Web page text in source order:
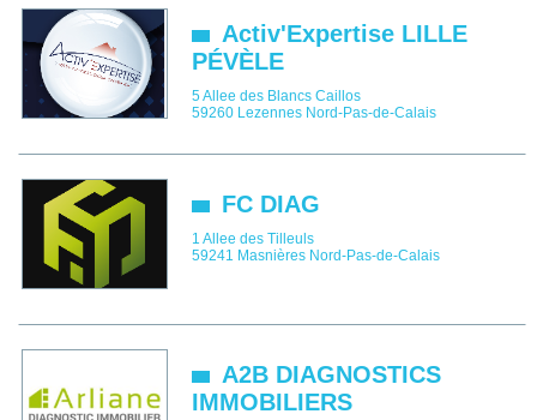
Activ'Expertise LILLE
PÉVÈLE
5 Allee des Blancs Caillos
59260 Lezennes Nord-Pas-de-Calais
FC DIAG
1 Allee des Tilleuls
59241 Masnières Nord-Pas-de-Calais
A2B DIAGNOSTICS
IMMOBILIERS